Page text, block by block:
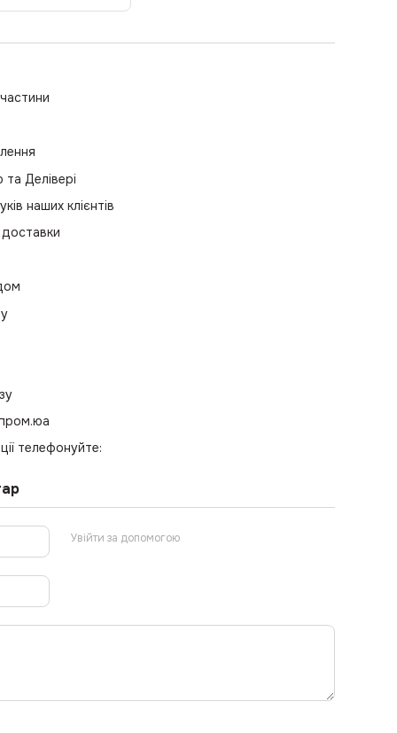
Делівері
наших клієнтів
телефонуйте:
Увійти за допомогою